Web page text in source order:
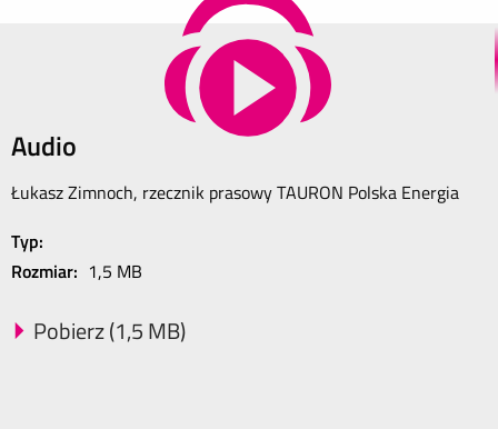
Audio
Łukasz Zimnoch, rzecznik prasowy TAURON Polska Energia
Typ:
Rozmiar: 1,5 MB
Pobierz (1,5 MB)